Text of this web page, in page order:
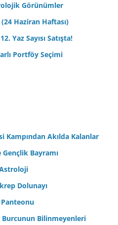
Görünümler
Haziran Haftası)
Yaz Sayısı Satışta!
Portföy Seçimi
Akılda Kalanlar
Gençlik Bayramı
Dolunayı
Burcunun Bilinmeyenleri